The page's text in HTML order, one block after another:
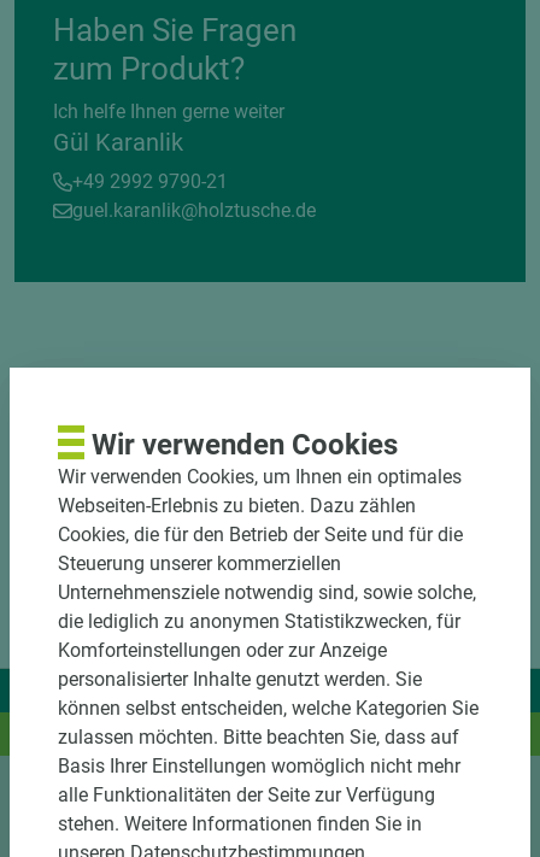
Haben Sie Fragen
zum Produkt?
Ich helfe Ihnen gerne weiter
Gül Karanlik
+49 2992 9790-21
guel.karanlik@holztusche.de
Wir liefern Ideen.
Und das passende Holz dazu.
Sortiment
Wir verwenden Cookies
Wir verwenden Cookies, um Ihnen ein optimales
Webseiten-Erlebnis zu bieten. Dazu zählen
Cookies, die für den Betrieb der Seite und für die
Steuerung unserer kommerziellen
Unternehmensziele notwendig sind, sowie solche,
die lediglich zu anonymen Statistikzwecken, für
Komforteinstellungen oder zur Anzeige
personalisierter Inhalte genutzt werden. Sie
können selbst entscheiden, welche Kategorien Sie
zulassen möchten. Bitte beachten Sie, dass auf
Basis Ihrer Einstellungen womöglich nicht mehr
alle Funktionalitäten der Seite zur Verfügung
stehen. Weitere Informationen finden Sie in
unseren Datenschutzbestimmungen.